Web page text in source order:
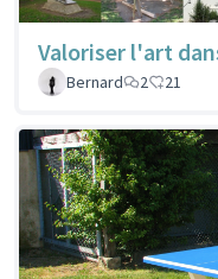
Valoriser l'art
Bernard
2 21